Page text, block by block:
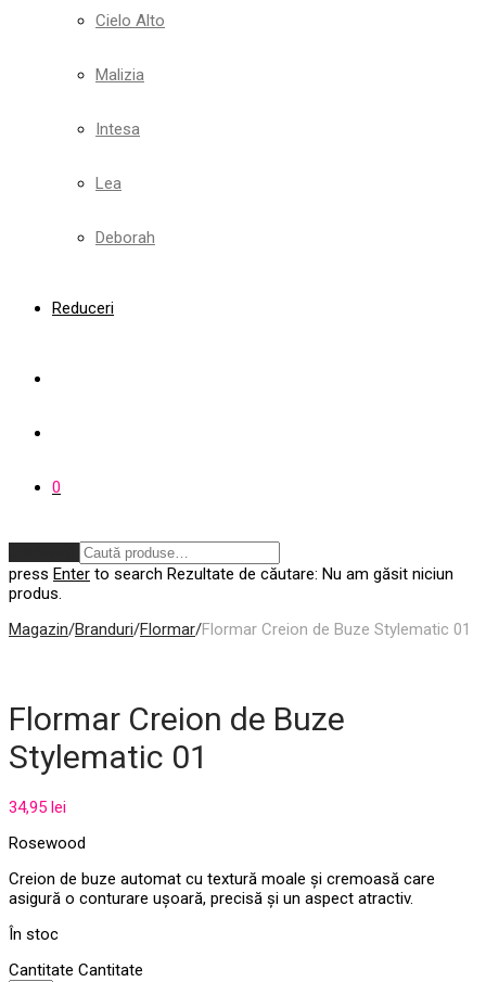
Cielo Alto
Malizia
Intesa
Lea
Deborah
Reduceri
0
press Enter to search Rezultate de căutare: Nu am găsit niciun
produs.
Magazin/Branduri/Flormar/Flormar Creion de Buze Stylematic 01
Flormar Creion de Buze
Stylematic 01
34,95 lei
Rosewood
Creion de buze automat cu textură moale și cremoasă care
asigură o conturare ușoară, precisă și un aspect atractiv.
În stoc
Cantitate Cantitate